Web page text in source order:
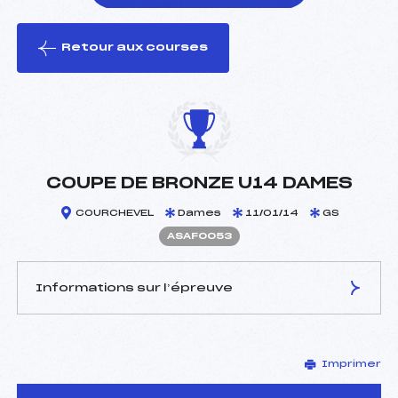
le ski
Retour aux courses
COUPE DE BRONZE U14 DAMES
COURCHEVEL Dames 11/01/14 GS
ASAF0053
Informations sur l’épreuve
RAFFIN MICHEL (SA)
Arbitre :
CHARVIN PATRICK (SA)
Imprimer